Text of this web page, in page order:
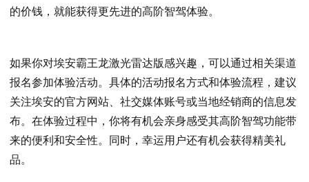
的价钱，就能获得更先进的高阶智驾体验。
如果你对埃安霸王龙激光雷达版感兴趣，可以通过相关渠道
报名参加体验活动。具体的活动报名方式和体验流程，建议
关注埃安的官方网站、社交媒体账号或当地经销商的信息发
布。在体验过程中，你将有机会亲身感受其高阶智驾功能带
来的便利和安全性。同时，幸运用户还有机会获得精美礼
品。